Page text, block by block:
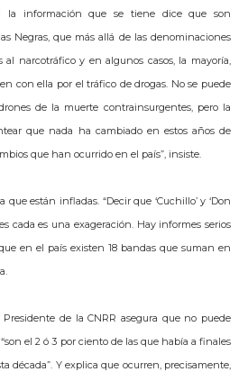
la información que se tiene dice que son
Negras, que más allá de las denominaciones
narcotráfico y en algunos casos, la mayoría,
con ella por el tráfico de drogas. No se puede
de la muerte contrainsurgentes, pero la
que nada ha cambiado en estos años de
que han ocurrido en el país”, insiste.
que están infladas. “Decir que ‘Cuchillo’ y ‘Don
cada es una exageración. Hay informes serios
en el país existen 18 bandas que suman en
Presidente de la CNRR asegura que no puede
el 2 ó 3 por ciento de las que había a finales
década”. Y explica que ocurren, precisamente,